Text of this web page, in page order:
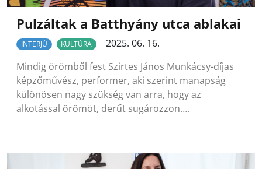
Pulzáltak a Batthyány utca ablakai
INTERJÚ KULTÚRA
2025. 06. 16.
Mindig örömből fest Szirtes János Munkácsy-díjas
képzőművész, performer, aki szerint manapság
különösen nagy szükség van arra, hogy az
alkotással örömöt, derűt sugározzon….